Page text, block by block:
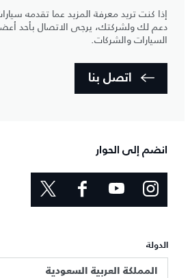
إذا كنت تريد معرفة المزيد عما تقدمه
دعم لك ولشركتك، يرجى الاتصال بأحد
السيارات والشركات.
اتصل بنا
انضم إلى الحوار
الدولة
المملكة العربية السعودية